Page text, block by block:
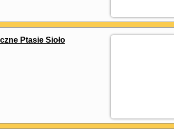
Ptasie Sioło